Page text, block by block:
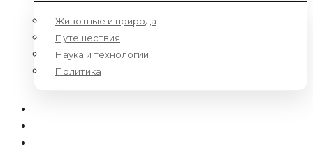
Животные и природа
Путешествия
Наука и технологии
Политика